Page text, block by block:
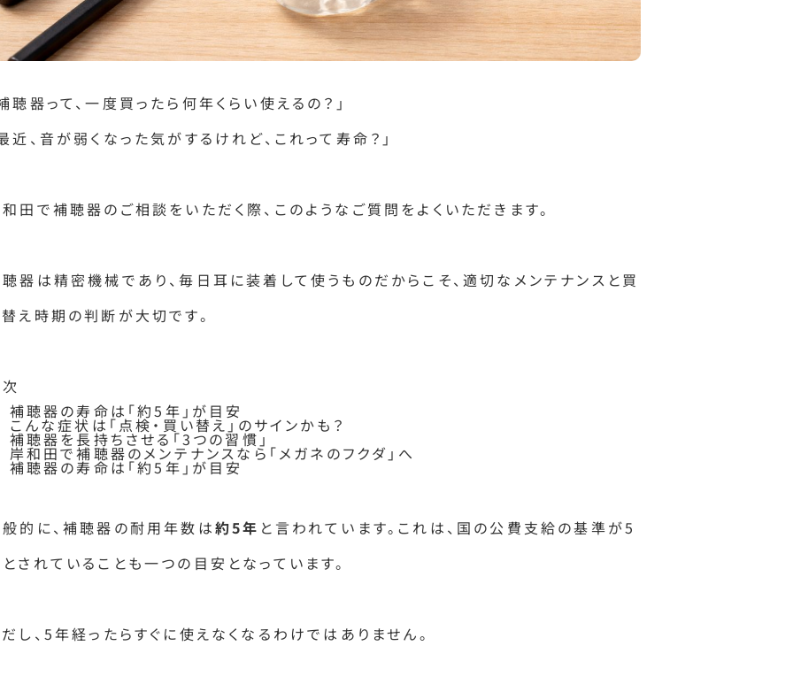
聴器って、一度買ったら何年くらい使えるの？」
近、音が弱くなった気がするけれど、これって寿命？」
田で補聴器のご相談をいただく際、このようなご質問をよくいただきます。
器は精密機械であり、毎日耳に装着して使うものだからこそ、適切なメンテナンスと買
え時期の判断が大切です。
聴器の寿命は「約5年」が目安
んな症状は「点検・買い替え」のサインかも？
聴器を長持ちさせる「3つの習慣」
和田で補聴器のメンテナンスなら「メガネのフクダ」へ
補聴器の寿命は「約5年」が目安
的に、補聴器の耐用年数は約5年 と言われています。これは、国の公費支給の基準が5
されていることも一つの目安となっています。
し、5年経ったらすぐに使えなくなるわけではありません。